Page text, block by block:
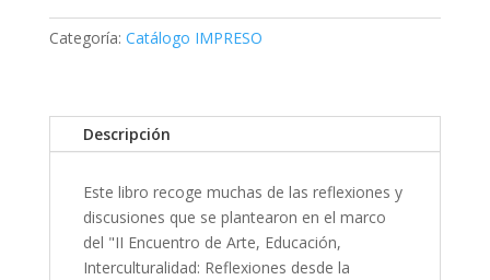
Categoría: Catálogo IMPRESO
Descripción
Este libro recoge muchas de las reflexiones y
discusiones que se plantearon en el marco
del "II Encuentro de Arte, Educación,
Interculturalidad: Reflexiones desde la